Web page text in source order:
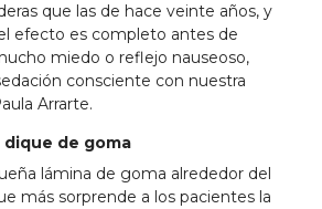
que las de hace veinte años, y
efecto es completo antes de
miedo o reflejo nauseoso,
consciente con nuestra
Arrarte.
de goma
lámina de goma alrededor del
más sorprende a los pacientes la